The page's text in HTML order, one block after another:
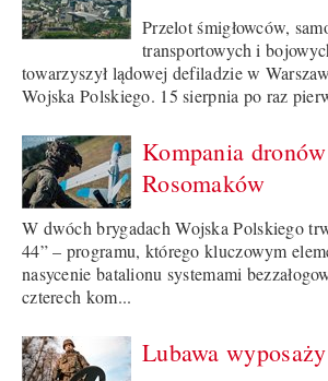
Przelot śmigłowców,
transportowych i
towarzyszył lądowej defiladzie w
Wojska Polskiego. 15 sierpnia po raz
Kompania
Rosomaków
W dwóch brygadach Wojska Polskiego
44” – programu, którego kluczowym
nasycenie batalionu systemami
czterech kom...
Lubawa